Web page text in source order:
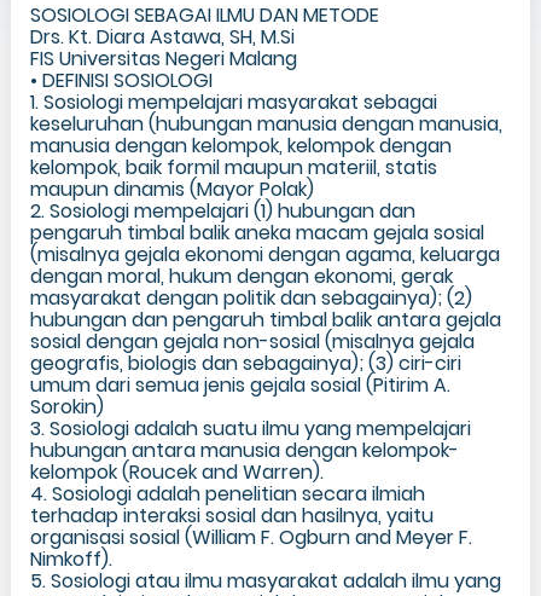
SOSIOLOGI SEBAGAI ILMU DAN METODE
Drs. Kt. Diara Astawa, SH, M.Si
FIS Universitas Negeri Malang
• DEFINISI SOSIOLOGI
1. Sosiologi mempelajari masyarakat sebagai
keseluruhan (hubungan manusia dengan manusia,
manusia dengan kelompok, kelompok dengan
kelompok, baik formil maupun materiil, statis
maupun dinamis (Mayor Polak)
2. Sosiologi mempelajari (1) hubungan dan
pengaruh timbal balik aneka macam gejala sosial
(misalnya gejala ekonomi dengan agama, keluarga
dengan moral, hukum dengan ekonomi, gerak
masyarakat dengan politik dan sebagainya); (2)
hubungan dan pengaruh timbal balik antara gejala
sosial dengan gejala non-sosial (misalnya gejala
geografis, biologis dan sebagainya); (3) ciri-ciri
umum dari semua jenis gejala sosial (Pitirim A.
Sorokin)
3. Sosiologi adalah suatu ilmu yang mempelajari
hubungan antara manusia dengan kelompok-
kelompok (Roucek and Warren).
4. Sosiologi adalah penelitian secara ilmiah
terhadap interaksi sosial dan hasilnya, yaitu
organisasi sosial (William F. Ogburn and Meyer F.
Nimkoff).
5. Sosiologi atau ilmu masyarakat adalah ilmu yang